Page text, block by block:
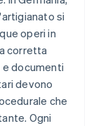
si
operi in
corretta
documenti
devono
che
Ogni